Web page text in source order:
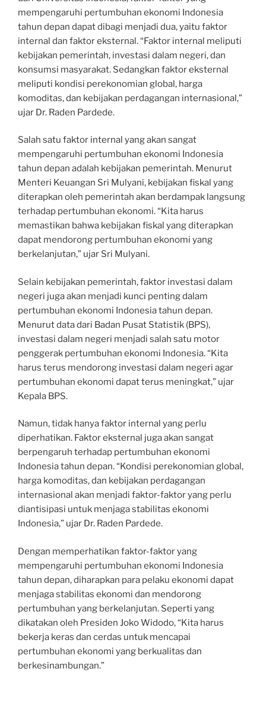
mempengaruhi pertumbuhan ekonomi Indonesia
tahun depan dapat dibagi menjadi dua, yaitu faktor
internal dan faktor eksternal. “Faktor internal meliputi
kebijakan pemerintah, investasi dalam negeri, dan
konsumsi masyarakat. Sedangkan faktor eksternal
meliputi kondisi perekonomian global, harga
komoditas, dan kebijakan perdagangan internasional,”
ujar Dr. Raden Pardede.
Salah satu faktor internal yang akan sangat
mempengaruhi pertumbuhan ekonomi Indonesia
tahun depan adalah kebijakan pemerintah. Menurut
Menteri Keuangan Sri Mulyani, kebijakan fiskal yang
diterapkan oleh pemerintah akan berdampak langsung
terhadap pertumbuhan ekonomi. “Kita harus
memastikan bahwa kebijakan fiskal yang diterapkan
dapat mendorong pertumbuhan ekonomi yang
berkelanjutan,” ujar Sri Mulyani.
Selain kebijakan pemerintah, faktor investasi dalam
negeri juga akan menjadi kunci penting dalam
pertumbuhan ekonomi Indonesia tahun depan.
Menurut data dari Badan Pusat Statistik (BPS),
investasi dalam negeri menjadi salah satu motor
penggerak pertumbuhan ekonomi Indonesia. “Kita
harus terus mendorong investasi dalam negeri agar
pertumbuhan ekonomi dapat terus meningkat,” ujar
Kepala BPS.
Namun, tidak hanya faktor internal yang perlu
diperhatikan. Faktor eksternal juga akan sangat
berpengaruh terhadap pertumbuhan ekonomi
Indonesia tahun depan. “Kondisi perekonomian global,
harga komoditas, dan kebijakan perdagangan
internasional akan menjadi faktor-faktor yang perlu
diantisipasi untuk menjaga stabilitas ekonomi
Indonesia,” ujar Dr. Raden Pardede.
Dengan memperhatikan faktor-faktor yang
mempengaruhi pertumbuhan ekonomi Indonesia
tahun depan, diharapkan para pelaku ekonomi dapat
menjaga stabilitas ekonomi dan mendorong
pertumbuhan yang berkelanjutan. Seperti yang
dikatakan oleh Presiden Joko Widodo, “Kita harus
bekerja keras dan cerdas untuk mencapai
pertumbuhan ekonomi yang berkualitas dan
berkesinambungan.”